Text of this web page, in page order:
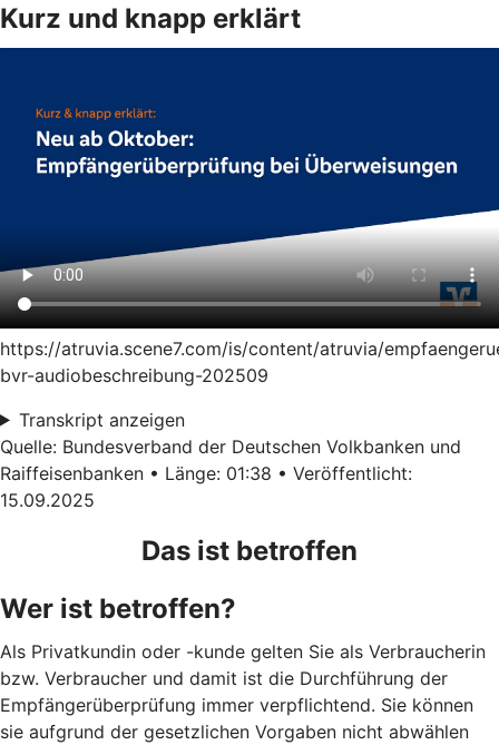
Kurz und knapp erklärt
https://atruvia.scene7.com/is/content/atruvia/
bvr-audiobeschreibung-202509
Transkript anzeigen
Quelle: Bundesverband der Deutschen Volkbanken und
Raiffeisenbanken • Länge: 01:38 • Veröffentlicht:
15.09.2025
Das ist betroffen
Wer ist betroffen?
Als Privatkundin oder -kunde gelten Sie als Verbraucherin
bzw. Verbraucher und damit ist die Durchführung der
Empfängerüberprüfung immer verpflichtend. Sie können
sie aufgrund der gesetzlichen Vorgaben nicht abwählen